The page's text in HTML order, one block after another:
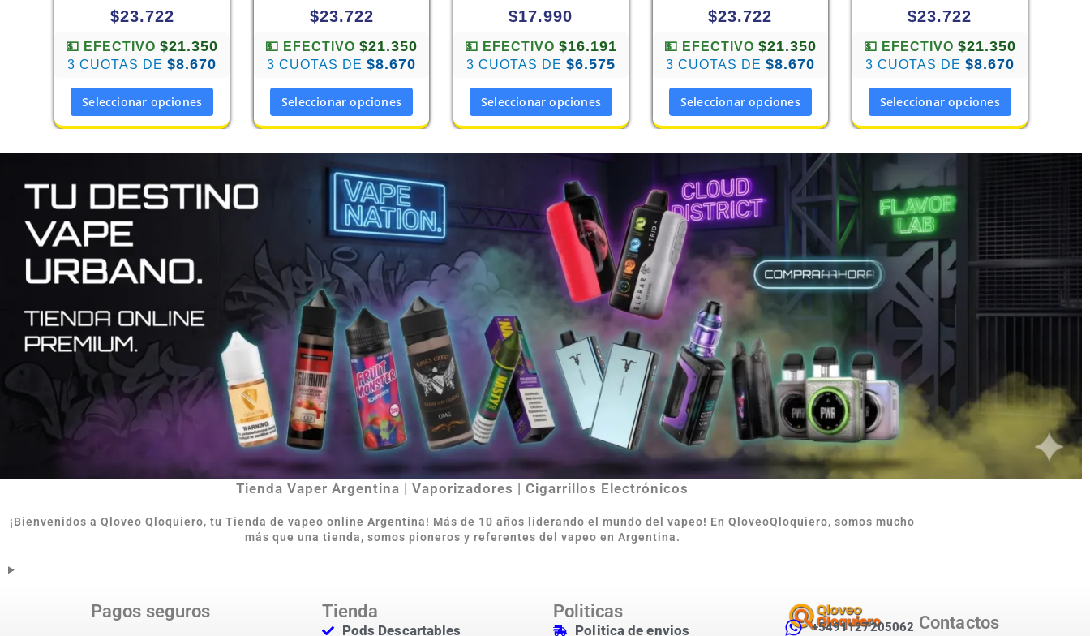
$23.722
💵 EFECTIVO$21.350
3 CUOTAS DE$8.670
Seleccionar opciones
$23.722
💵 EFECTIVO$21.350
3 CUOTAS DE$8.670
Seleccionar opciones
$17.990
💵 EFECTIVO $16.191
3 CUOTAS DE $6.575
Seleccionar opciones
$23.722
💵 EFECTIVO $21.350
3 CUOTAS DE $8.670
Seleccionar opciones
$23.722
💵 EFECTIVO $21.350
3 CUOTAS DE $8.670
Seleccionar opciones
Tienda Vaper Argentina | Vaporizadores | Cigarrillos Electrónicos
¡Bienvenidos a Qloveo Qloquiero, tu Tienda de vapeo online Argentina! Más de 10 años liderando el mundo del vapeo! En QloveoQloquiero, somos mucho
más que una tienda, somos pioneros y referentes del vapeo en Argentina.
Pagos seguros Tienda
Pods Descartables
Politicas
Politica de envios Contactos
+5491127205062